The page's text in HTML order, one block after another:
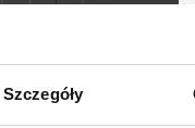
Szczegóły